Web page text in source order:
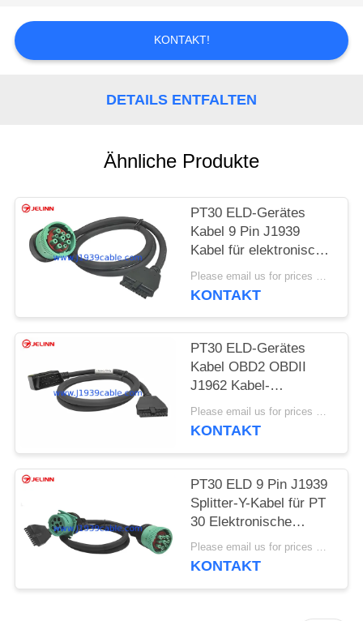
FORDERN
SIE
KONTAKT!
DETAILS ENTFALTEN
Ähnliche Produkte
PT30 ELD-Gerätes
Kabel 9 Pin J1939
Kabel für elektronische
Logging-Geräte
Schwerlastwagen in
Please email us for prices MOQ:100 Stück
KONTAKT
PT30 ELD-Gerätes
Kabel OBD2 OBDII
J1962 Kabel-
elektronisches
Protokollgerät für
Please email us for prices MOQ:100 Stück
KONTAKT
PT30 ELD 9 Pin J1939
Splitter-Y-Kabel für PT
30 Elektronische
Logging-Anlage
Schwerlastwagen in
Please email us for prices MOQ:100 Stück
KONTAKT